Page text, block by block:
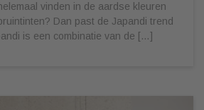
vinden in de aardse kleuren
Dan past de Japandi trend
is een combinatie van de […]